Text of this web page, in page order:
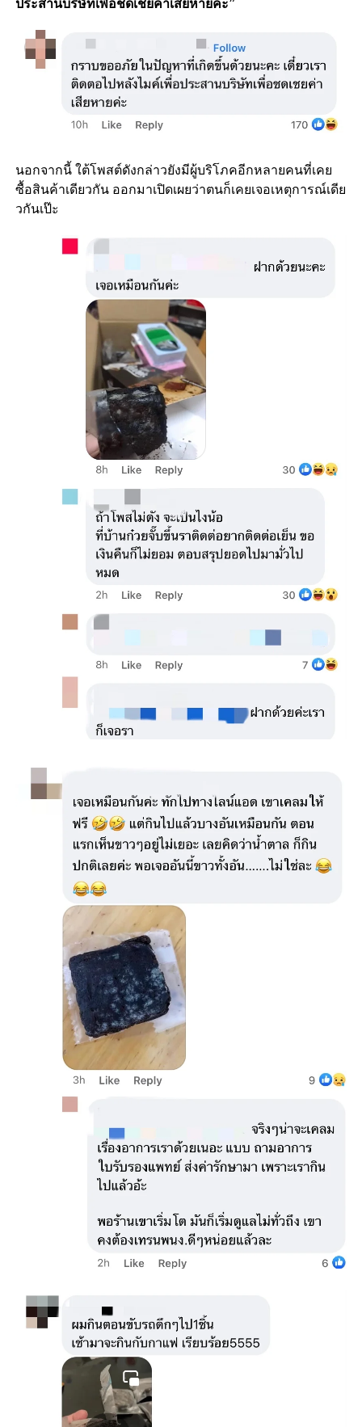
ประสานบริษัทเพื่อชดเชยค่าเสียหายค่ะ”
นอกจากนี้ ใต้โพสต์ดังกล่าวยังมีผู้บริโภคอีกหลายคนที่เคย
ซื้อสินค้าเดียวกัน ออกมาเปิดเผยว่าตนก็เคยเจอเหตุการณ์เดีย
วกันเป๊ะ